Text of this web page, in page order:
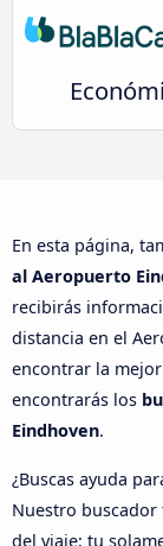
En esta página,
al Aeropuerto
recibirás
distancia en el
encontrar la
encontrarás los
Eindhoven.
¿Buscas ayuda
Nuestro
del viaje; tu